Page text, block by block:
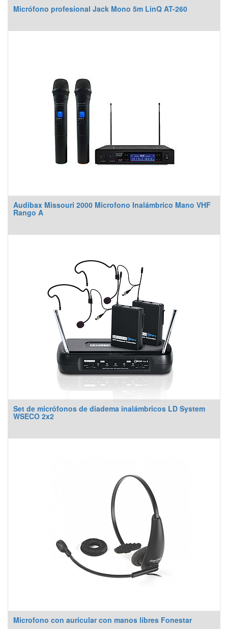
Micrófono profesional Jack Mono 5m LinQ AT-260
Audibax Missouri 2000 Microfono Inalámbrico Mano VHF
Rango A
Set de micrófonos de diadema inalámbricos LD System
WSECO 2x2
Microfono con auricular con manos libres Fonestar